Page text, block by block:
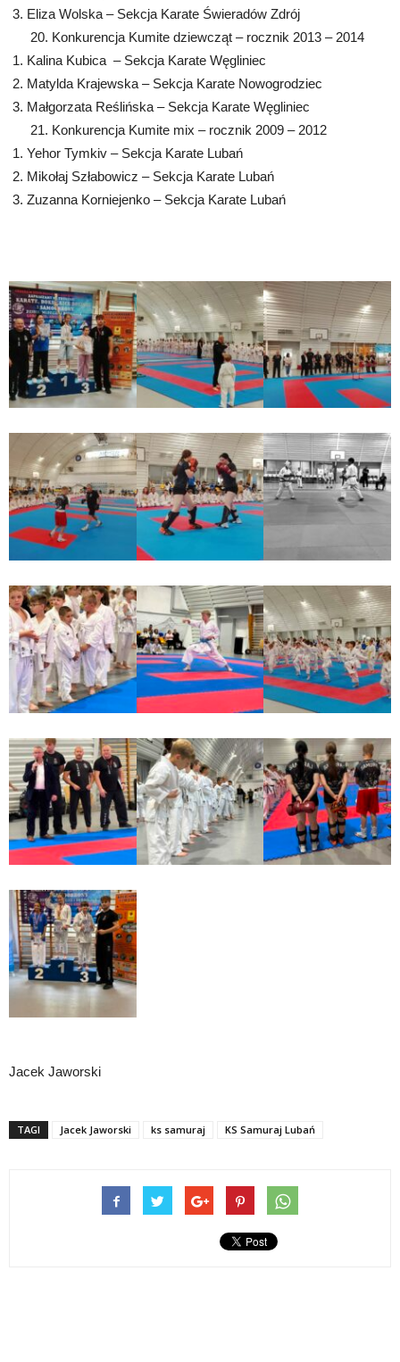
3. Eliza Wolska – Sekcja Karate Świeradów Zdrój
20. Konkurencja Kumite dziewcząt – rocznik 2013 – 2014
1. Kalina Kubica – Sekcja Karate Węgliniec
2. Matylda Krajewska – Sekcja Karate Nowogrodziec
3. Małgorzata Reślińska – Sekcja Karate Węgliniec
21. Konkurencja Kumite mix – rocznik 2009 – 2012
1. Yehor Tymkiv – Sekcja Karate Lubań
2. Mikołaj Szłabowicz – Sekcja Karate Lubań
3. Zuzanna Korniejenko – Sekcja Karate Lubań
Jacek Jaworski
TAGI Jacek Jaworski ks samuraj KS Samuraj Lubań